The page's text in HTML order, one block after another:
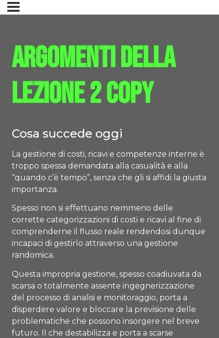
Argomenti della
Lezione 2 Copy
Cosa succede oggi
La gestione di costi, ricavi e competenze interne è
troppo spessa demandata alla casualità e alla
“quando c’è tempo”, senza che gli si affidi la giusta
importanza.
Spesso non si effettuano nemmeno delle
corrette categorizzazioni di costi e ricavi al fine di
comprenderne il flusso reale rendendosi dunque
incapaci di gestirlo attraverso una gestione
randomica.
Questa impropria gestione, spesso coadiuvata da
scarsa o totalmente assente ingegnerizzazione
del processo di analisi e monitoraggio, porta a
disperdere valore e bloccare la previsione delle
problematiche che possono insorgere nel breve
futuro. Il che destabilizza e porta a scarse